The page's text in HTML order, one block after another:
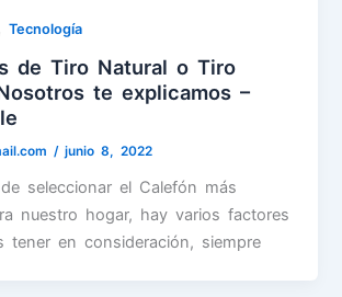
Tecnología
de Tiro Natural o Tiro
te explicamos –
/junio 8, 2022
seleccionar el Calefón más
nuestro hogar, hay varios factores
tener en consideración, siempre